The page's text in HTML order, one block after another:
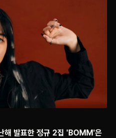
해 발표한 정규 2집 'BOMM'은